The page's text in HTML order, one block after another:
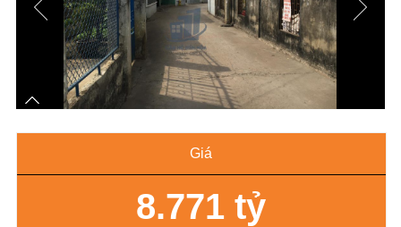
Giá
8.771 tỷ